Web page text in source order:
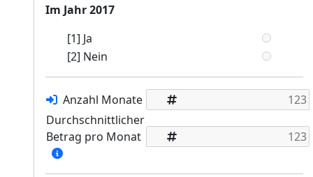
Im Jahr 2017
[1] Ja
[2] Nein
Anzahl Monate
Durchschnittlicher
Betrag pro Monat